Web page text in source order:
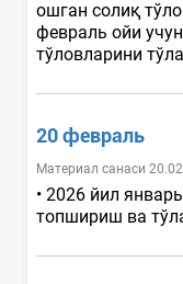
ошган солиқ
февраль ойи
тўловларини
20 февраль
Материал санаси
• 2026 йил
топшириш ва